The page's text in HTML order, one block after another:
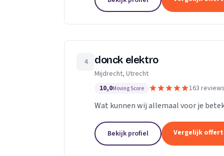
4 donck elektro
Mijdrecht, Utrecht
10,0Moving Score 163 reviews
Wat kunnen wij allemaal voor je
Bekijk profiel Vergelijk